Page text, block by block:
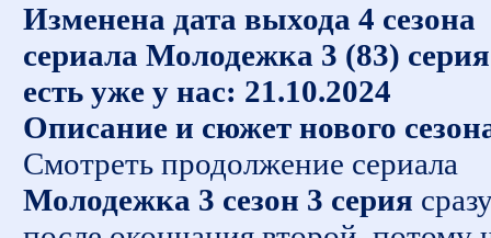
Изменена дата выхода 4 сезона
сериала Молодежка 3 (83) серия
есть уже у нас: 21.10.2024
Описание и сюжет нового
Смотреть продолжение сериала
Молодежка 3 сезон 3 серия